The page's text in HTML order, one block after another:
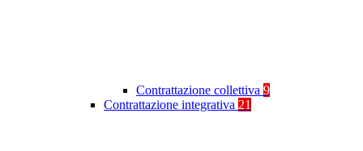
Contrattazione collettiva 9
Contrattazione integrativa 21